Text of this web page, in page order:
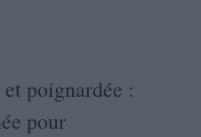
poignardée :
pour